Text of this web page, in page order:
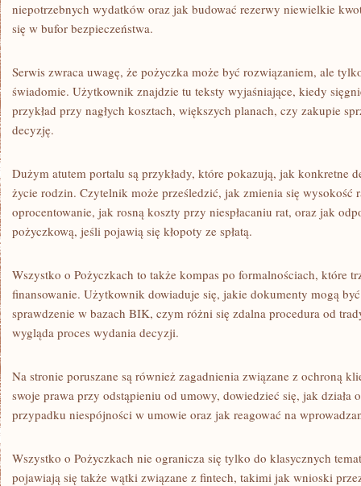
niepotrzebnych wydatków oraz jak budować rezerwy niewielkie
się w bufor bezpieczeństwa.
Serwis zwraca uwagę, że pożyczka może być rozwiązaniem, ale
świadomie. Użytkownik znajdzie tu teksty wyjaśniające, kiedy
przykład przy nagłych kosztach, większych planach, czy zakupie
decyzję.
Dużym atutem portalu są przykłady, które pokazują, jak konkretne
życie rodzin. Czytelnik może prześledzić, jak zmienia się wysokość
oprocentowanie, jak rosną koszty przy niespłacaniu rat, oraz jak
pożyczkową, jeśli pojawią się kłopoty ze spłatą.
Wszystko o Pożyczkach to także kompas po formalnościach, które
finansowanie. Użytkownik dowiaduje się, jakie dokumenty mogą
sprawdzenie w bazach BIK, czym różni się zdalna procedura od
wygląda proces wydania decyzji.
Na stronie poruszane są również zagadnienia związane z ochroną
swoje prawa przy odstąpieniu od umowy, dowiedzieć się, jak działa
przypadku niespójności w umowie oraz jak reagować na
Wszystko o Pożyczkach nie ogranicza się tylko do klasycznych
pojawiają się także wątki związane z fintech, takimi jak wnioski